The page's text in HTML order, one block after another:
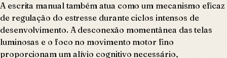
A escrita manual também atua como um mecanismo eficaz
de regulação do estresse durante ciclos intensos de
desenvolvimento. A desconexão momentânea das telas
luminosas e o foco no movimento motor fino
proporcionam um alívio cognitivo necessário,